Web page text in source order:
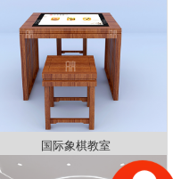
国际象棋教室